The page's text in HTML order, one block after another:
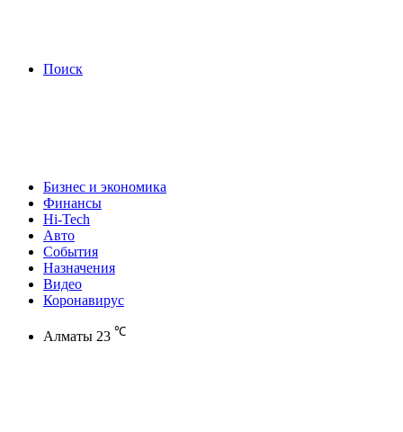
Поиск
Бизнес и экономика
Финансы
Hi-Tech
Авто
События
Назначения
Видео
Коронавирус
Алматы 23 ℃